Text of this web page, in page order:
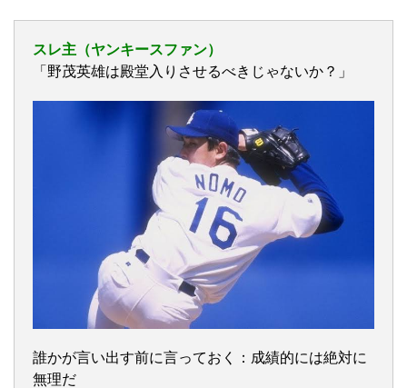
スレ主（ヤンキースファン）
「野茂英雄は殿堂入りさせるべきじゃないか？」
誰かが言い出す前に言っておく：成績的には絶対に
無理だ